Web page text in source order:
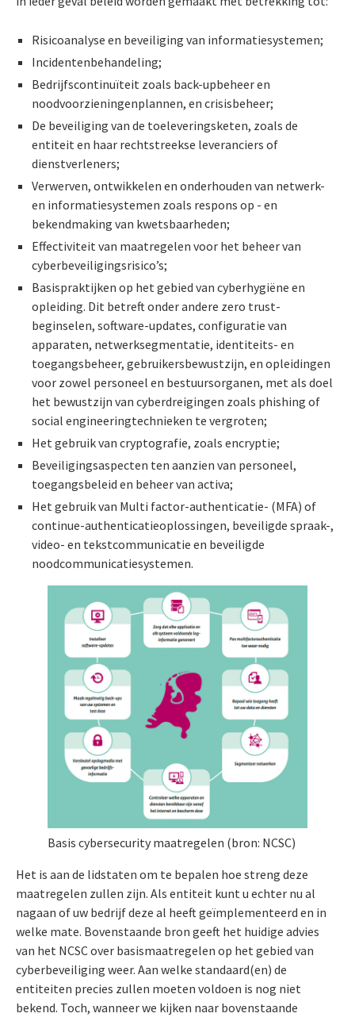
Risicoanalyse en beveiliging van informatiesystemen;
Incidentenbehandeling;
Bedrijfscontinuïteit zoals back-upbeheer en
noodvoorzieningenplannen, en crisisbeheer;
De beveiliging van de toeleveringsketen, zoals de
entiteit en haar rechtstreekse leveranciers of
dienstverleners;
Verwerven, ontwikkelen en onderhouden van netwerk-
en informatiesystemen zoals respons op - en
bekendmaking van kwetsbaarheden;
Effectiviteit van maatregelen voor het beheer van
cyberbeveiligingsrisico’s;
Basispraktijken op het gebied van cyberhygiëne en
opleiding. Dit betreft onder andere zero trust-
beginselen, software-updates, configuratie van
apparaten, netwerksegmentatie, identiteits- en
toegangsbeheer, gebruikersbewustzijn, en opleidingen
voor zowel personeel en bestuursorganen, met als doel
het bewustzijn van cyberdreigingen zoals phishing of
social engineeringtechnieken te vergroten;
Het gebruik van cryptografie, zoals encryptie;
Beveiligingsaspecten ten aanzien van personeel,
toegangsbeleid en beheer van activa;
Het gebruik van Multi factor-authenticatie- (MFA) of
continue-authenticatieoplossingen, beveiligde spraak-,
video- en tekstcommunicatie en beveiligde
noodcommunicatiesystemen.
Basis cybersecurity maatregelen (bron: NCSC)
Het is aan de lidstaten om te bepalen hoe streng deze
maatregelen zullen zijn. Als entiteit kunt u echter nu al
nagaan of uw bedrijf deze al heeft geïmplementeerd en in
welke mate. Bovenstaande bron geeft het huidige advies
van het NCSC over basismaatregelen op het gebied van
cyberbeveiliging weer. Aan welke standaard(en) de
entiteiten precies zullen moeten voldoen is nog niet
bekend. Toch, wanneer we kijken naar bovenstaande